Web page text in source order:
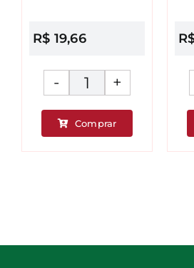
R$ 19,66
Polpa
de
Maracujá
Comprar